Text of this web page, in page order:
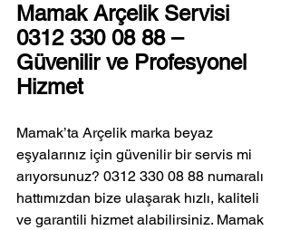
Mamak Arçelik Servisi
0312 330 08 88 –
Güvenilir ve Profesyonel
Hizmet
Mamak’ta Arçelik marka beyaz
eşyalarınız için güvenilir bir servis mi
arıyorsunuz? 0312 330 08 88 numaralı
hattımızdan bize ulaşarak hızlı, kaliteli
ve garantili hizmet alabilirsiniz. Mamak